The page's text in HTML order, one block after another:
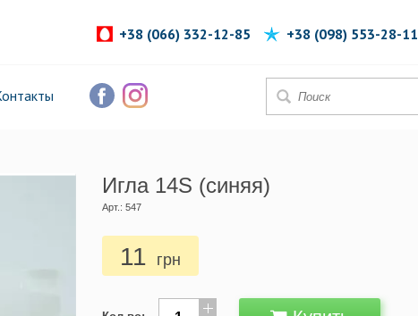
+38 (066) 332-12-85 +38 (098) 553-28-11
Игла 14S (синяя)
Арт.: 547
11 грн